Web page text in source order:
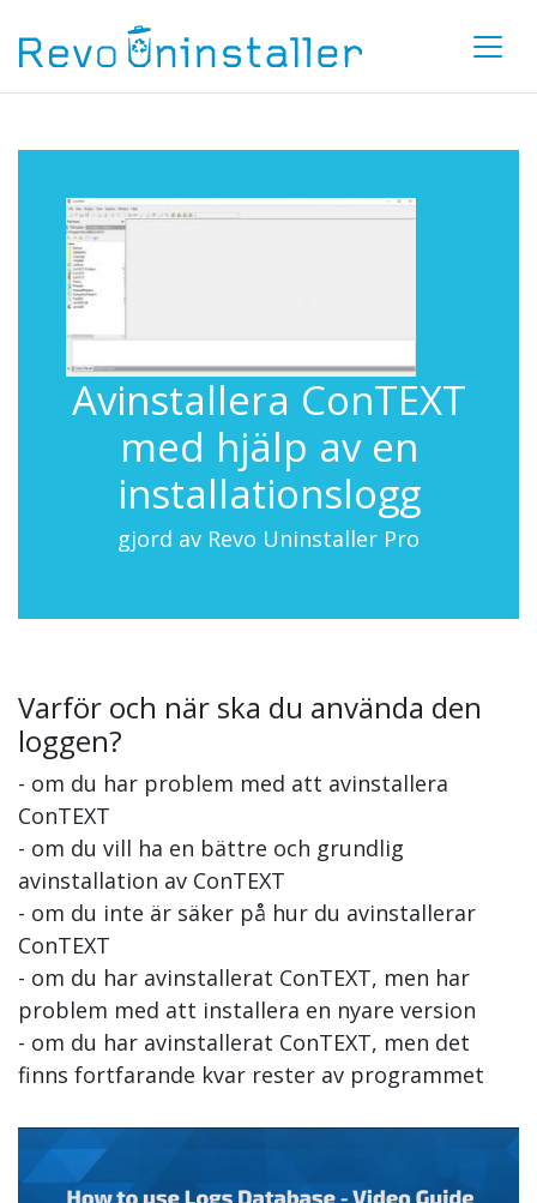
Avinstallera ConTEXT
med hjälp av en
installationslogg
gjord av Revo Uninstaller Pro
Varför och när ska du använda den
loggen?
- om du har problem med att avinstallera
ConTEXT
- om du vill ha en bättre och grundlig
avinstallation av ConTEXT
- om du inte är säker på hur du avinstallerar
ConTEXT
- om du har avinstallerat ConTEXT, men har
problem med att installera en nyare version
- om du har avinstallerat ConTEXT, men det
finns fortfarande kvar rester av programmet